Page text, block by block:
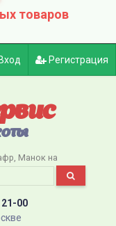
товаров
Вход Регистрация
Манок на
00